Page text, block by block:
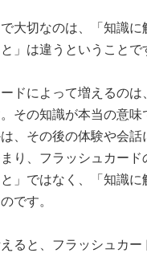
大切なのは、「知識に
」は違うということで
ドによって増えるのは
その知識が本当の意味
、その後の体験や会話
り、フラッシュカード
」ではなく、「知識に
です。
ると、フラッシュカー